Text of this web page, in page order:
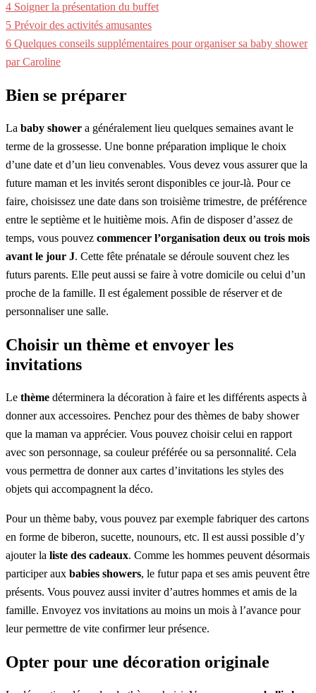
4 Soigner la présentation du buffet
5 Prévoir des activités amusantes
6 Quelques conseils supplémentaires pour organiser sa baby shower
par Caroline
Bien se préparer
La baby shower a généralement lieu quelques semaines avant le
terme de la grossesse. Une bonne préparation implique le choix
d’une date et d’un lieu convenables. Vous devez vous assurer que la
future maman et les invités seront disponibles ce jour-là. Pour ce
faire, choisissez une date dans son troisième trimestre, de préférence
entre le septième et le huitième mois. Afin de disposer d’assez de
temps, vous pouvez commencer l’organisation deux ou trois mois
avant le jour J. Cette fête prénatale se déroule souvent chez les
futurs parents. Elle peut aussi se faire à votre domicile ou celui d’un
proche de la famille. Il est également possible de réserver et de
personnaliser une salle.
Choisir un thème et envoyer les
invitations
Le thème déterminera la décoration à faire et les différents aspects à
donner aux accessoires. Penchez pour des thèmes de baby shower
que la maman va apprécier. Vous pouvez choisir celui en rapport
avec son personnage, sa couleur préférée ou sa personnalité. Cela
vous permettra de donner aux cartes d’invitations les styles des
objets qui accompagnent la déco.
Pour un thème baby, vous pouvez par exemple fabriquer des cartons
en forme de biberon, sucette, nounours, etc. Il est aussi possible d’y
ajouter la liste des cadeaux. Comme les hommes peuvent désormais
participer aux babies showers, le futur papa et ses amis peuvent être
présents. Vous pouvez aussi inviter d’autres hommes et amis de la
famille. Envoyez vos invitations au moins un mois à l’avance pour
leur permettre de vite confirmer leur présence.
Opter pour une décoration originale